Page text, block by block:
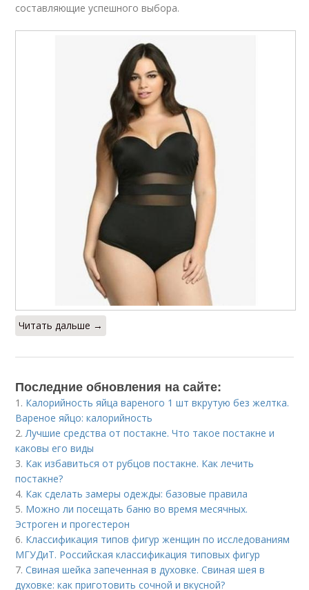
составляющие успешного выбора.
Читать дальше →
Последние обновления на сайте:
1. Калорийность яйца вареного 1 шт вкрутую без желтка.
Вареное яйцо: калорийность
2.Лучшие средства от постакне. Что такое постакне и
каковы его виды
3. Как избавиться от рубцов постакне. Как лечить
постакне?
4. Как сделать замеры одежды: базовые правила
5. Можно ли посещать баню во время месячных.
Эстроген и прогестерон
6. Классификация типов фигур женщин по исследованиям
МГУДиТ. Российская классификация типовых фигур
7.Свиная шейка запеченная в духовке. Свиная шея в
духовке: как приготовить сочной и вкусной?